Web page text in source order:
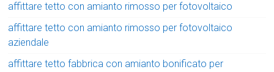
affittare tetto con amianto rimosso per fotovoltaico
affittare tetto con amianto rimosso per fotovoltaico
aziendale
affittare tetto fabbrica con amianto bonificato per